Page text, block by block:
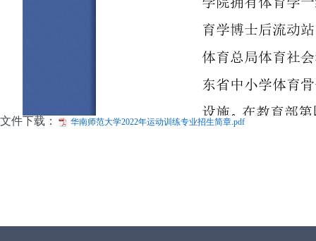
文件下载： 华南师范大学2022年运动训练专业招生简章.pdf